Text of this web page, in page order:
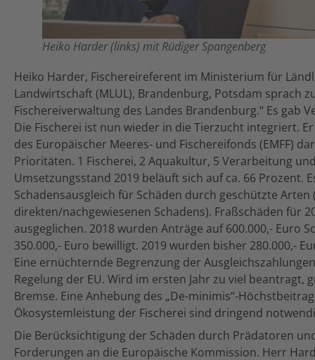
Heiko Harder (links) mit Rüdiger Spangenberg
Heiko Harder, Fischereireferent im Ministerium für
Landwirtschaft (MLUL), Brandenburg, Potsdam sprach
Fischereiverwaltung des Landes Brandenburg.“ Es gab
Die Fischerei ist nun wieder in die Tierzucht integriert.
des Europäischer Meeres- und Fischereifonds (EMFF)
Prioritäten. 1 Fischerei, 2 Aquakultur, 5 Verarbeitung
Umsetzungsstand 2019 beläuft sich auf ca. 66 Prozent.
Schadensausgleich für Schäden durch geschützte Arten
direkten/nachgewiesenen Schadens). Fraßschäden für
ausgeglichen. 2018 wurden Anträge auf 600.000,- Euro
350.000,- Euro bewilligt. 2019 wurden bisher 280.000,-
Eine ernüchternde Begrenzung der
Regelung der EU. Wird im ersten Jahr zu viel beantragt,
Bremse. Eine Anhebung des „De-minimis“-
Ökosystemleistung der Fischerei sind dringend
Die Berücksichtigung der Schäden durch Prädatoren
Forderungen an die Europäische Kommission. Herr